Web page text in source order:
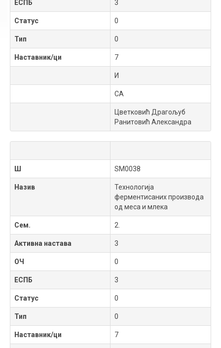
ЕСПБ 3
Статус 0
Тип 0
Наставник/ци 7
И
СА
Цветковић Драгољуб
Ранитовић Александра
Ш SM0038
Назив
Технологија
ферментисаних производа
од меса и млека
Сем. 2.
Активна настава 3
ОЧ 0
ЕСПБ 3
Статус 0
Тип 0
Наставник/ци 7